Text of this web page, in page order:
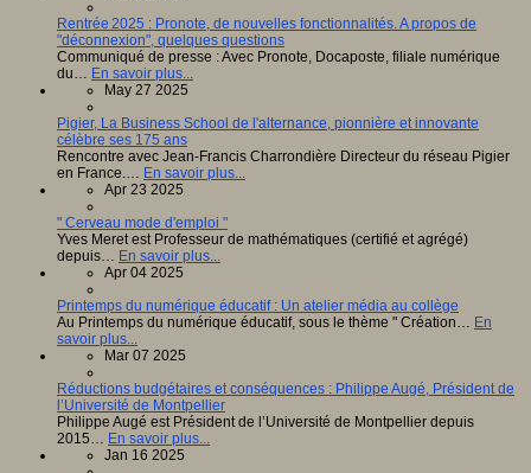
Rentrée 2025 : Pronote, de nouvelles fonctionnalités. A propos de
"déconnexion", quelques questions
Communiqué de presse : Avec Pronote, Docaposte, filiale numérique
du… En savoir plus...
May 27 2025
Pigier, La Business School de l'alternance, pionnière et innovante
célèbre ses 175 ans
Rencontre avec Jean-Francis Charrondière Directeur du réseau Pigier
en France.… En savoir plus...
Apr 23 2025
" Cerveau mode d'emploi "
Yves Meret est Professeur de mathématiques (certifié et agrégé)
depuis… En savoir plus...
Apr 04 2025
Printemps du numérique éducatif : Un atelier média au collège
Au Printemps du numérique éducatif, sous le thème " Création… En
savoir plus...
Mar 07 2025
Réductions budgétaires et conséquences : Philippe Augé, Président de
l’Université de Montpellier
Philippe Augé est Président de l’Université de Montpellier depuis
2015… En savoir plus...
Jan 16 2025